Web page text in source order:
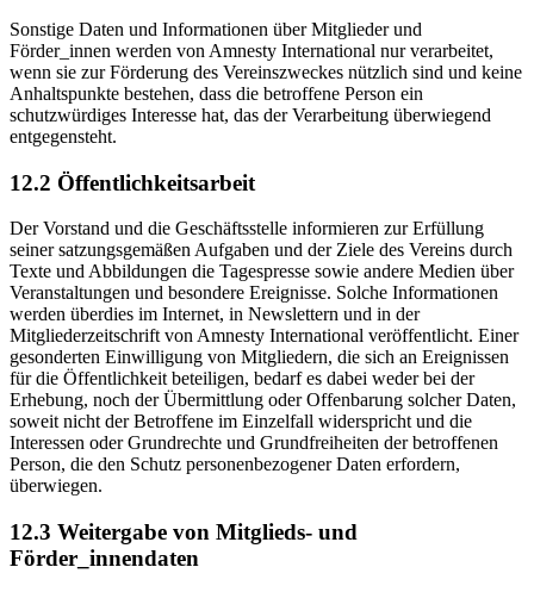
Sonstige Daten und Informationen über Mitglieder und
Förder_innen werden von Amnesty International nur verarbeitet,
wenn sie zur Förderung des Vereinszweckes nützlich sind und keine
Anhaltspunkte bestehen, dass die betroffene Person ein
schutzwürdiges Interesse hat, das der Verarbeitung überwiegend
entgegensteht.
12.2 Öffentlichkeitsarbeit
Der Vorstand und die Geschäftsstelle informieren zur Erfüllung
seiner satzungsgemäßen Aufgaben und der Ziele des Vereins durch
Texte und Abbildungen die Tagespresse sowie andere Medien über
Veranstaltungen und besondere Ereignisse. Solche Informationen
werden überdies im Internet, in Newslettern und in der
Mitgliederzeitschrift von Amnesty International veröffentlicht. Einer
gesonderten Einwilligung von Mitgliedern, die sich an Ereignissen
für die Öffentlichkeit beteiligen, bedarf es dabei weder bei der
Erhebung, noch der Übermittlung oder Offenbarung solcher Daten,
soweit nicht der Betroffene im Einzelfall widerspricht und die
Interessen oder Grundrechte und Grundfreiheiten der betroffenen
Person, die den Schutz personenbezogener Daten erfordern,
überwiegen.
12.3 Weitergabe von Mitglieds- und
Förder_innendaten